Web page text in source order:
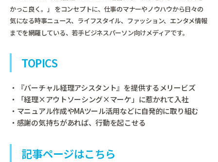
かっこ良く。」 をコンセプトに、仕事のマナーやノウハウから日々の
気になる時事ニュース、ライフスタイル、ファッション、エンタメ情報
までを網羅している、若手ビジネスパーソン向けメディアです。
TOPICS
・『バーチャル経理アシスタント』を提供するメリービズ
・「経理×アウトソーシング×マーケ」に惹かれて入社
・マニュアル作成やMAツール活用などに自発的に取り組む
・感謝の気持ちがあれば、行動を起こせる
記事ページはこちら